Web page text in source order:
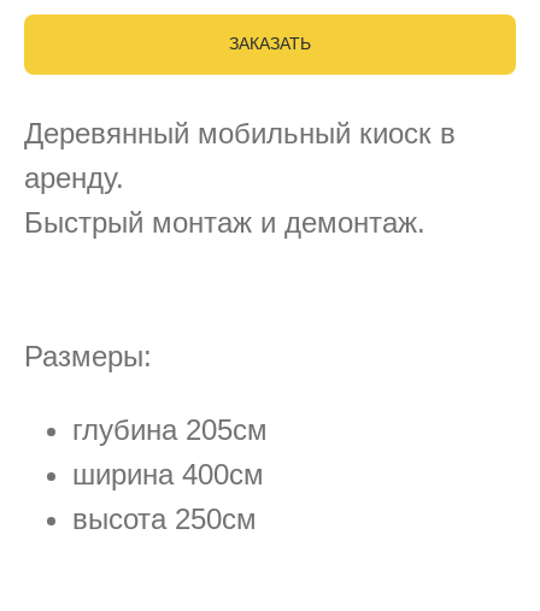
ЗАКАЗАТЬ
Деревянный мобильный киоск в
аренду.
Быстрый монтаж и демонтаж.
Размеры:
глубина 205см
ширина 400см
высота 250см